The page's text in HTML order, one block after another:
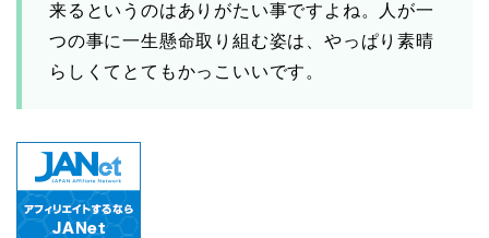
来るというのはありがたい事ですよね。人が一
つの事に一生懸命取り組む姿は、やっぱり素晴
らしくてとてもかっこいいです。